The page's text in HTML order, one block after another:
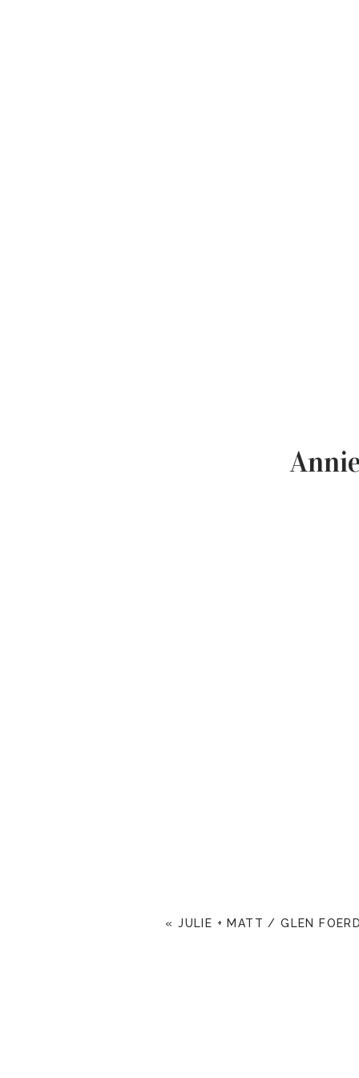
«JULIE + MATT / GLEN